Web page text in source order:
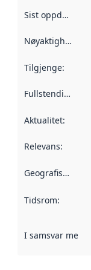
Sist oppdatert
Nøyaktigheit
Tilgjenge:
Fullstendigheit
Aktualitet:
Relevans:
Geografisk område
Tidsrom:
I samsvar med